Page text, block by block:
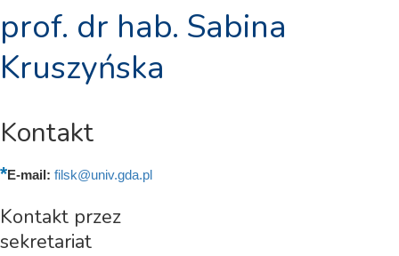
prof. dr hab. Sabina
Kruszyńska
Kontakt
E-mail: filsk@univ.gda.pl
Kontakt przez
sekretariat